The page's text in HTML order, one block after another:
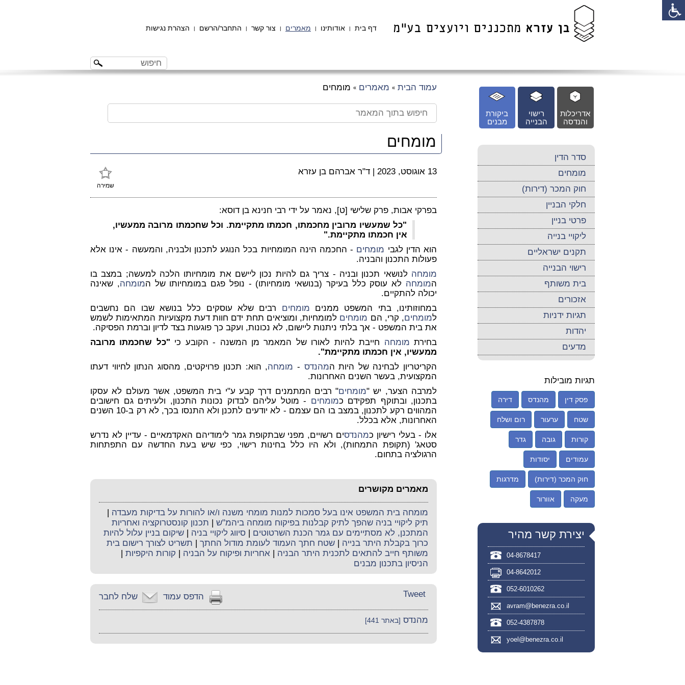
דף בית | אודותינו | מאמרים | צור קשר | התחבר/הרשם | הצהרת נגישות
עמוד הבית » מאמרים » מומחים
מומחים
שמירה
13 אוגוסט, 2023 | ד"ר אברהם בן עזרא
בפרקי אבות, פרק שלישי [ט], נאמר על ידי רבי חנינא בן דוסא:
"כל שמעשיו מרובין מחכמתו, חכמתו מתקיימת. וכל שחכמתו מרובה ממעשיו,
אין חכמתו מתקיימת."
הוא הדין לגבי מומחים - החכמה הינה המומחיות בכל הנוגע לתכנון ולבניה, והמעשה - אינו אלא
פעולות התכנון והבניה.
מומחה לנושאי תכנון ובניה - צריך גם להיות נכון ליישם את מומחיותו הלכה למעשה; במצב בו
המומחה לא עוסק כלל בעיקר (בנושאי מומחיותו) - נופל פגם במומחיותו של המומחה, שאינה
יכולה להתקיים.
במחוזותינו, בתי המשפט ממנים מומחים רבים שלא עוסקים כלל בנושא שבו הם נחשבים
למומחים, קרי, הם מומחים למומחיות, ומוציאים תחת ידם חוות דעת מקצועיות המתאימות לשמש
את בית המשפט - אך בלתי ניתנות ליישום, לא נכונות, ועקב כך פוגעות בצד לדיון וברמת הפסיקה.
בחירת מומחה חייבת להיות לאורו של המאמר מן המשנה - הקובע כי "כל שחכמתו מרובה
ממעשיו, אין חכמתו מתקיימת".
הקריטריון לבחינה של היות המהנדס - מומחה, הוא: תכנון פרויקטים, מהסוג הנתון לחיווי דעתו
המקצועית, בעשר השנים האחרונות.
למרבה הצער, יש "מומחים" רבים המתמנים דרך קבע ע"י בית המשפט, אשר מעולם לא עסקו
בתכנון, ובתוקף תפקידם כמומחים - מוטל עליהם לבדוק נכונות התכנון, ולעיתים גם חישובים
המהווים רקע לתכנון, במצב בו הם עצמם - לא יודעים לתכנן ולא התנסו בכך, לא רק ב-10 השנים
האחרונות, אלא בכלל.
אלו - בעלי רישיון כמהנדסים רשויים, מפני שבתקופת גמר לימודיהם האקדמאיים - עדיין לא נדרש
סטאג' (תקופת התמחות), ולא היו כלל בחינות רישוי, כפי שיש בעת החדשה עם התפתחות
הרגולציה בתחום.
מאמרים מקושרים
מומחה בית המשפט אינו בעל סמכות למנות מומחי משנה ו/או להורות על בדיקות מעבדה |
תיק ליקויי בניה שהפך לתיק קבלנות בפיקוח מומחה ביהמ"ש | תכנון קונסטרוקציה ואחריות
המתכנן, לא מסתיימים עם גמר הכנת השרטוטים | סיווג ליקויי בניה | שיקום בניין עלול להיות
כרוך בקבלת היתר בנייה | שטח חתך העמוד לעומת מודול החתך | תשריט לצורך רישום בית
משותף חייב להתאים לתכנית היתר הבניה | אחריות ופיקוח על הבניה | קורות היקפיות |
הניסיון בתכנון מבנים
שלח לחבר הדפס עמוד Tweet
מהנדס [באתר 441]
ביקורת
מבנים
רישוי
הבנייה
אדריכלות
והנדסה
סדר הדין
מומחים
חוק המכר (דירות)
חלקי הבניין
פרטי בניין
ליקויי בנייה
תקנים ישראליים
רישוי הבנייה
בית משותף
אזכורים
תגיות ידניות
יהדות
מדעים
תגיות מובילות
פסק דין מהנדס דירה
שטח ערעור רום ושלח
קורות גובה גדר
עמודים יסודות
חוק המכר (דירות) מדרגות
מעקה אוורור
יצירת קשר מהיר
04-8678417
04-8642012
052-6010262
avram@benezra.co.il
052-4387878
yoel@benezra.co.il